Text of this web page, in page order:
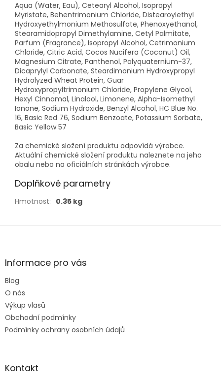
Aqua (Water, Eau), Cetearyl Alcohol, Isopropyl
Myristate, Behentrimonium Chloride, Distearoylethyl
Hydroxyethylmonium Methosulfate, Phenoxyethanol,
Stearamidopropyl Dimethylamine, Cetyl Palmitate,
Parfum (Fragrance), Isopropyl Alcohol, Cetrimonium
Chloride, Citric Acid, Cocos Nucifera (Coconut) Oil,
Magnesium Citrate, Panthenol, Polyquaternium-37,
Dicaprylyl Carbonate, Steardimonium Hydroxypropyl
Hydrolyzed Wheat Protein, Guar
Hydroxypropyltrimonium Chloride, Propylene Glycol,
Hexyl Cinnamal, Linalool, Limonene, Alpha-Isomethyl
Ionone, Sodium Hydroxide, Benzyl Alcohol, HC Blue No.
16, Basic Red 76, Sodium Benzoate, Potassium Sorbate,
Basic Yellow 57
Za chemické složení produktu odpovídá výrobce.
Aktuální chemické složení produktu naleznete na jeho
obalu nebo na oficiálních stránkách výrobce.
Doplňkové parametry
Hmotnost: 0.35 kg
Z
aInformace pro vás
Blog
O nás
Výkup vlasů
Obchodní podmínky
Podmínky ochrany osobních údajů
Kontakt